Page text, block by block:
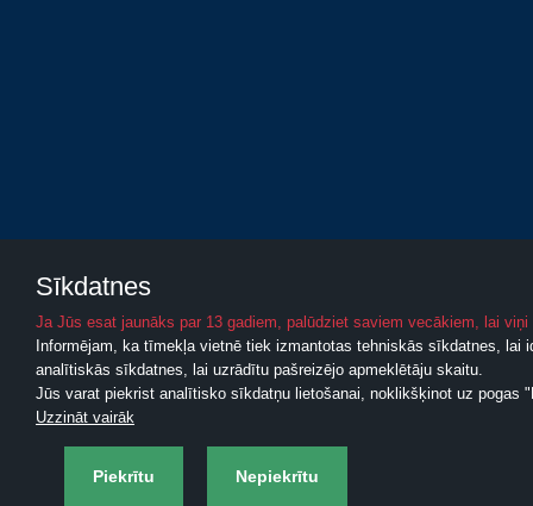
Sīkdatnes
Ja Jūs esat jaunāks par 13 gadiem, palūdziet saviem vecākiem, lai
Informējam, ka tīmekļa vietnē tiek izmantotas tehniskās sīkdatnes,
analītiskās sīkdatnes, lai uzrādītu pašreizējo apmeklētāju skaitu.
Jūs varat piekrist analītisko sīkdatņu lietošanai, noklikšķinot uz pogas
Uzzināt vairāk
Piekrītu Nepiekrītu